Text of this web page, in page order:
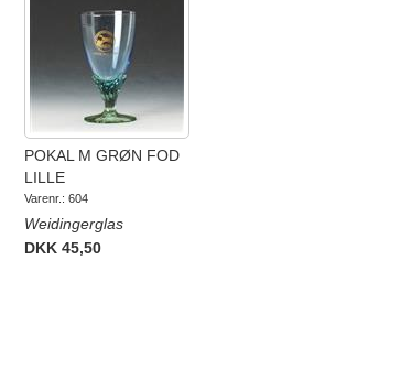
POKAL M GRØN FOD
LILLE
Varenr.: 604
Weidingerglas
DKK 45,50